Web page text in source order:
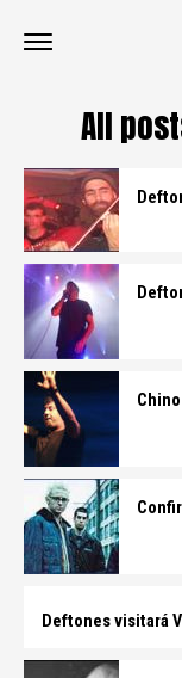
All
Deftones visitará